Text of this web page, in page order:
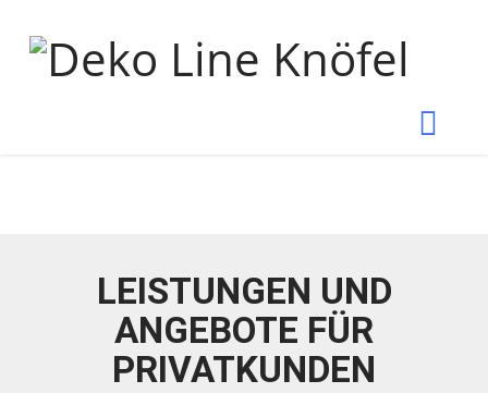
LEISTUNGEN UND
ANGEBOTE FÜR
PRIVATKUNDEN